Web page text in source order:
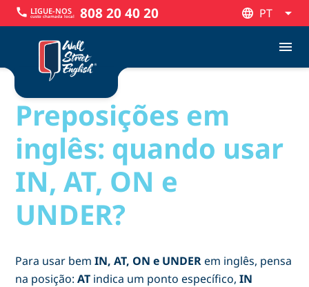
call LIGUE-NOS
custo chamada local 808 20 40 20
PT
PT
menu
Preposições em
inglês: quando usar
IN, AT, ON e
UNDER?
Para usar bemIN, AT, ON e UNDERem inglês, pensa
na posição:AT indica um ponto específico,IN